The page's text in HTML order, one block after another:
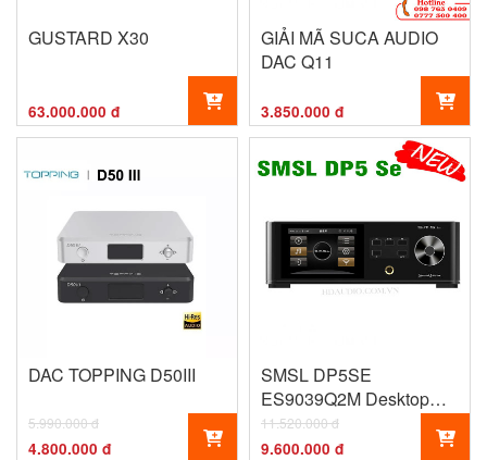
GUSTARD X30
63.000.000 đ
GIẢI MÃ SUCA AUDIO
DAC Q11
3.850.000 đ
DAC TOPPING D50III
5.990.000 đ
4.800.000 đ
SMSL DP5SE
ES9039Q2M Desktop
Music Player
11.520.000 đ
9.600.000 đ